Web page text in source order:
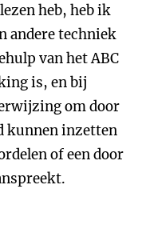
heb, heb ik
andere techniek
van het ABC
is, en bij
om door
kunnen inzetten
of een door